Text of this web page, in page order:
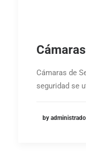
Cámaras de
seguridad se
by